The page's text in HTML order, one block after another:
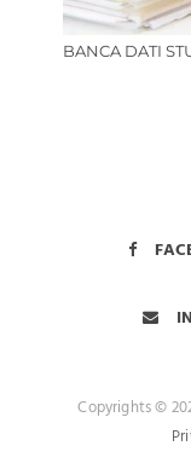
BANCA DATI
Copyrights ©